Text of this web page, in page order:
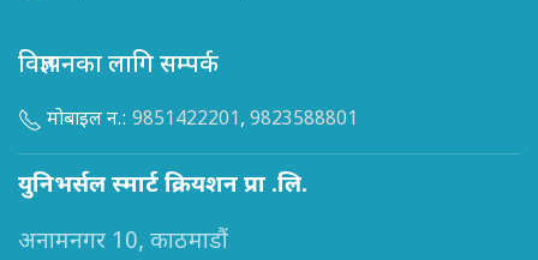
विज्ञापनका लागि सम्पर्क
मोबाइल न.: 9851422201, 9823588801
युनिभर्सल स्मार्ट क्रियशन प्रा .लि.
अनामनगर 10, काठमाडौं